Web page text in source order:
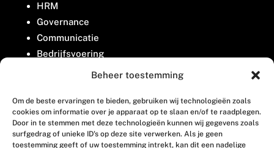
Beheer toestemming
Om de beste ervaringen te bieden, gebruiken wij technologieën zoals
cookies om informatie over je apparaat op te slaan en/of te raadplegen.
Door in te stemmen met deze technologieën kunnen wij gegevens zoals
surfgedrag of unieke ID's op deze site verwerken. Als je geen
toestemming geeft of uw toestemming intrekt, kan dit een nadelige
HRM
Governance
Communicatie
Bedrijfsvoering
Belangenbehartiging
Contact
Houttuinlaan 8